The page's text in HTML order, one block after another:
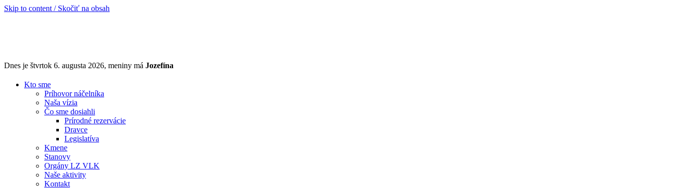
Skip to content / Skočiť na obsah
Dnes je štvrtok 6. augusta 2026, meniny má Jozefína
Kto sme
Príhovor náčelníka
Naša vízia
Čo sme dosiahli
Prírodné rezervácie
Dravce
Legislatíva
Kmene
Stanovy
Orgány LZ VLK
Naše aktivity
Kontakt